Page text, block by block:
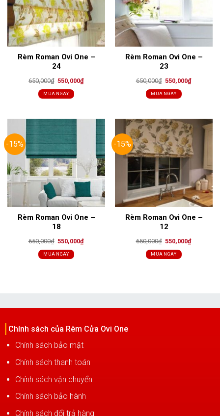
Rèm Roman Ovi One –
24
650,000₫ Original
was:
650,000₫.
550,000₫Current
MUA NGAY
Rèm Roman Ovi One –
23
650,000₫ Original
was:
650,000₫.
550,000₫Current
MUA NGAY
-15%
Rèm Roman Ovi One –
18
650,000₫ Original
price
was:
650,000₫.
550,000₫Current
MUA NGAY
-15%
Rèm Roman Ovi One –
12
650,000₫ Original
price
was:
650,000₫.
550,000₫Current
MUA NGAY
Chính sách của Rèm Cửa Ovi One
Chính sách bảo mật
Chính sách thanh toán
Chính sách vận chuyển
Chính sách bảo hành
Chính sách đổi trả hàng